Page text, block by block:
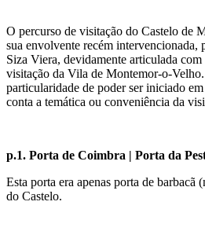
O percurso de visitação do Castelo de
sua envolvente recém
Siza Viera, devidamente articulada
visitação da Vila de Montemor-o-
particularidade de poder ser iniciado
conta a temática ou conveniência da
p.1. Porta de Coimbra | Porta da
Esta porta era apenas porta de barbacã
do Castelo.